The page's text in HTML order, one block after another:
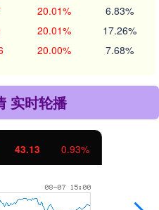
20.01% 6.83%
20.01% 17.26%
20.00% 7.68%
实时轮播
11.37 1.01%